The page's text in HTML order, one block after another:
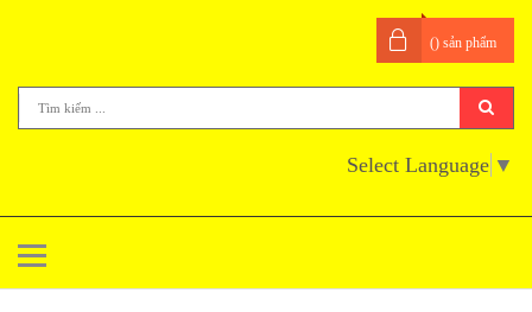
() sản phẩm
Select Language ▼